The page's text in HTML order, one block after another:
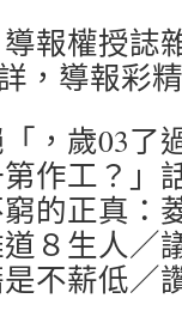
報權授誌
，導報彩
，歲03了
作工？」
的正真：
８生人／
不薪低／